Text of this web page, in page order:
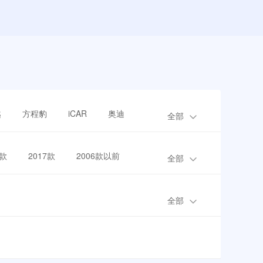
方程豹 iCAR 奥迪 全部
2017款 2006款以前 全部
全部